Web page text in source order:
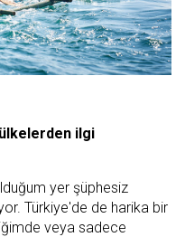
ilgi
yer şüphesiz
Türkiye'de de harika bir
veya sadece